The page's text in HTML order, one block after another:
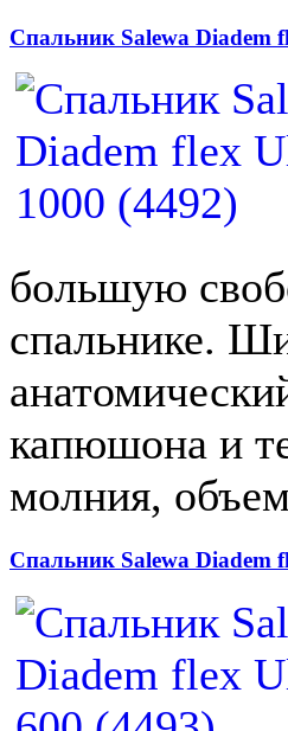
Спальник Salewa Diadem
большую
спальнике.
капюшона и
молния,
Спальник Salewa Diadem